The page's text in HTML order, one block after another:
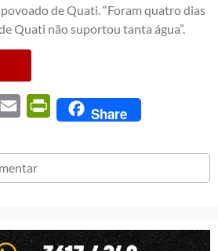
de Quati. “Foram quatro dias
Quati não suportou tanta água”.
Email PrintFriendly
Share